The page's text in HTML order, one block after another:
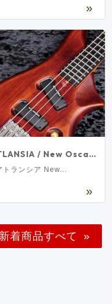
ATLANSIA / New Oscar Bass 4st AlderBody【新宿店】
トランシア New...
新着商品すべて